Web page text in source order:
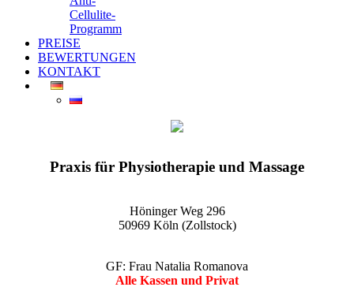
Cellulite-
Programm
PREISE
BEWERTUNGEN
KONTAKT
Praxis für Physiotherapie und Massage
Höninger Weg 296
50969 Köln (Zollstock)
GF: Frau Natalia Romanova
Alle Kassen und Privat